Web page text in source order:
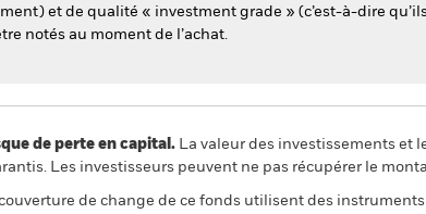
et de qualité « investment grade » (c’est-à-dire
notés au moment de l’achat.
de perte en capital. La valeur des investissements et
Les investisseurs peuvent ne pas récupérer le
couverture de change de ce fonds utilisent des